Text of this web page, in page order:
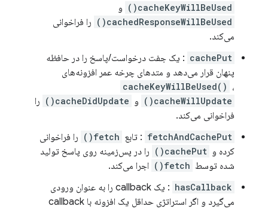
cacheKeyWillBeUsed() و
cachedResponseWillBeUsed()
را فراخوانی
می‌کند.
cachePut : یک جفت درخواست/پاسخ را در حافظه
پنهان قرار می‌دهد و متدهای چرخه عمر افزونه‌های
cacheKeyWillBeUsed() ،
cacheWillUpdate() و cacheDidUpdate()
را
فراخوانی می‌کند.
fetchAndCachePut : تابع fetch()
را فراخوانی
کرده و cachePut()
را در پس‌زمینه روی پاسخ تولید
شده توسط fetch() اجرا می‌کند.
hasCallback
: یک callback را به عنوان ورودی
می‌گیرد و اگر استراتژی حداقل یک افزونه با callback